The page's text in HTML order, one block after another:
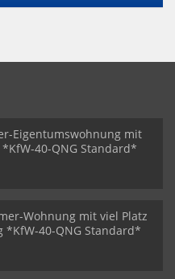
Eigentumswohnung mit
40-QNG Standard*
Wohnung mit viel Platz
*KfW-40-QNG Standard*